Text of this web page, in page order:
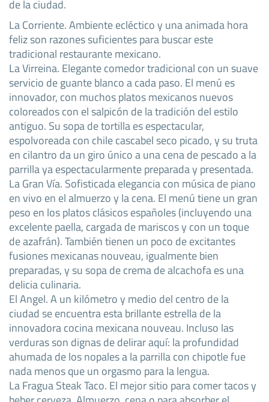
de la ciudad.
La Corriente. Ambiente ecléctico y una animada hora
feliz son razones suficientes para buscar este
tradicional restaurante mexicano.
La Virreina. Elegante comedor tradicional con un suave
servicio de guante blanco a cada paso. El menú es
innovador, con muchos platos mexicanos nuevos
coloreados con el salpicón de la tradición del estilo
antiguo. Su sopa de tortilla es espectacular,
espolvoreada con chile cascabel seco picado, y su truta
en cilantro da un giro único a una cena de pescado a la
parrilla ya espectacularmente preparada y presentada.
La Gran Vía. Sofisticada elegancia con música de piano
en vivo en el almuerzo y la cena. El menú tiene un gran
peso en los platos clásicos españoles (incluyendo una
excelente paella, cargada de mariscos y con un toque
de azafrán). También tienen un poco de excitantes
fusiones mexicanas nouveau, igualmente bien
preparadas, y su sopa de crema de alcachofa es una
delicia culinaria.
El Angel. A un kilómetro y medio del centro de la
ciudad se encuentra esta brillante estrella de la
innovadora cocina mexicana nouveau. Incluso las
verduras son dignas de delirar aquí: la profundidad
ahumada de los nopales a la parrilla con chipotle fue
nada menos que un orgasmo para la lengua.
La Fragua Steak Taco. El mejor sitio para comer tacos y